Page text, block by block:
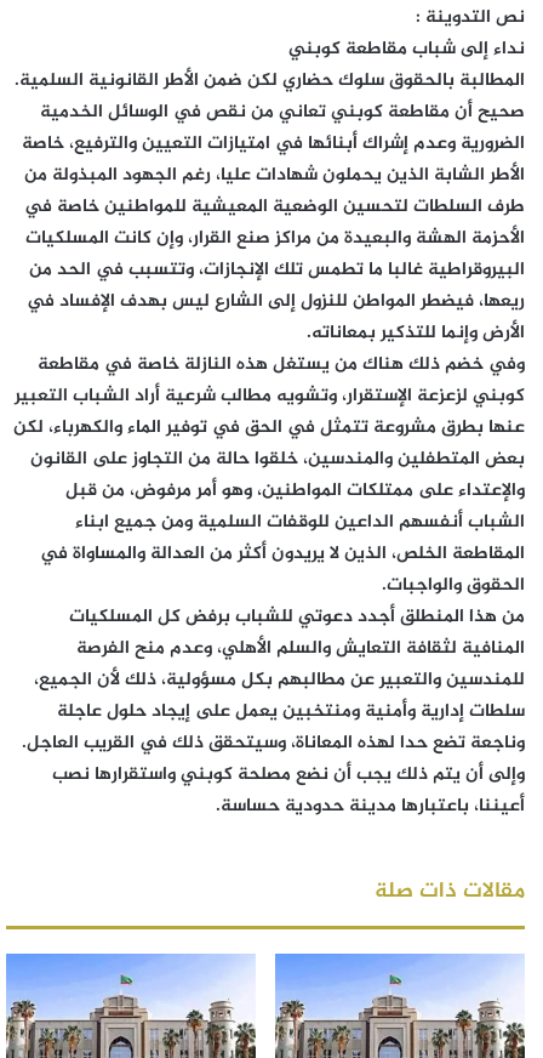
نص التدوينة :
نداء إلى شباب مقاطعة كوبني
المطالبة بالحقوق سلوك حضاري لكن ضمن الأطر القانونية السلمية.
صحيح أن مقاطعة كوبني تعاني من نقص في الوسائل الخدمية
الضرورية وعدم إشراك أبنائها في امتيازات التعيين والترفيع، خاصة
الأطر الشابة الذين يحملون شهادات عليا، رغم الجهود المبذولة من
طرف السلطات لتحسين الوضعية المعيشية للمواطنين خاصة في
الأحزمة الهشة والبعيدة من مراكز صنع القرار، وإن كانت المسلكيات
البيروقراطية غالبا ما تطمس تلك الإنجازات، وتتسبب في الحد من
ريعها، فيضطر المواطن للنزول إلى الشارع ليس بهدف الإفساد في
الأرض وإنما للتذكير بمعاناته.
وفي خضم ذلك هناك من يستغل هذه النازلة خاصة في مقاطعة
كوبني لزعزعة الإستقرار، وتشويه مطالب شرعية أراد الشباب التعبير
عنها بطرق مشروعة تتمثل في الحق في توفير الماء والكهرباء، لكن
بعض المتطفلين والمندسين، خلقوا حالة من التجاوز على القانون
والإعتداء على ممتلكات المواطنين، وهو أمر مرفوض، من قبل
الشباب أنفسهم الداعين للوقفات السلمية ومن جميع ابناء
المقاطعة الخلص، الذين لا يريدون أكثر من العدالة والمساواة في
الحقوق والواجبات.
من هذا المنطلق أجدد دعوتي للشباب برفض كل المسلكيات
المنافية لثقافة التعايش والسلم الأهلي، وعدم منح الفرصة
للمندسين والتعبير عن مطالبهم بكل مسؤولية، ذلك لأن الجميع،
سلطات إدارية وأمنية ومنتخبين يعمل على إيجاد حلول عاجلة
وناجعة تضع حدا لهذه المعاناة، وسيتحقق ذلك في القريب العاجل.
وإلى أن يتم ذلك يجب أن نضع مصلحة كوبني واستقرارها نصب
أعيننا، باعتبارها مدينة حدودية حساسة.
مقالات ذات صلة